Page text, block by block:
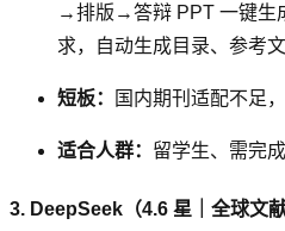
→排版→答辩 PPT 一键生
求，自动生成目录、参考
短板： 国内期刊适配不足
适合人群： 留学生、需完
3. DeepSeek（4.6 星｜全球文献